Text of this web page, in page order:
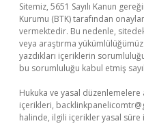
Sitemiz, 5651 Sayılı Kanun
Kurumu (BTK) tarafından
vermektedir. Bu nedenle,
veya araştırma
yazdıkları içeriklerin
bu sorumluluğu kabul etmiş
Hukuka ve yasal düzenlemelere
içerikleri,
halinde, ilgili içerikler yasal süre